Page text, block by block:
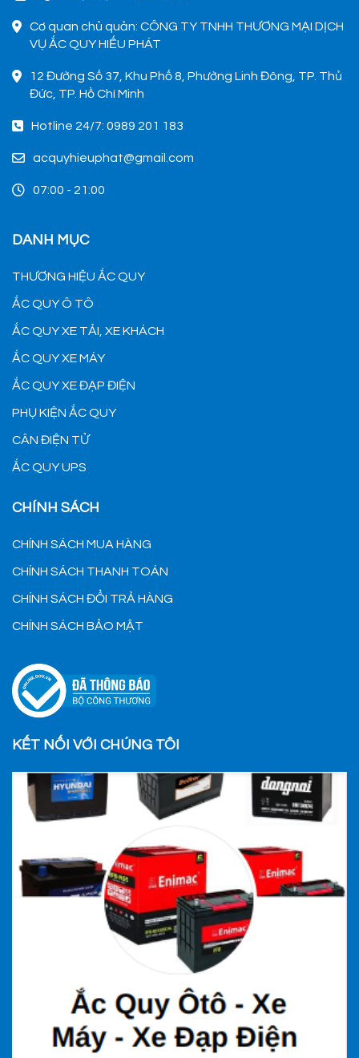
Cơ quan chủ quản: CÔNG TY TNHH THƯƠNG MẠI DỊCH
VỤ ẮC QUY HIẾU PHÁT
12 Đường Số 37, Khu Phố 8, Phường Linh Đông, TP. Thủ
Đức, TP. Hồ Chí Minh
Hotline 24/7: 0989 201 183
acquyhieuphat@gmail.com
07:00 - 21:00
DANH MỤC
THƯƠNG HIỆU ẮC QUY
ẮC QUY Ô TÔ
ẮC QUY XE TẢI, XE KHÁCH
ẮC QUY XE MÁY
ẮC QUY XE ĐẠP ĐIỆN
PHỤ KIỆN ẮC QUY
CÂN ĐIỆN TỬ
ẮC QUY UPS
CHÍNH SÁCH
CHÍNH SÁCH MUA HÀNG
CHÍNH SÁCH THANH TOÁN
CHÍNH SÁCH ĐỔI TRẢ HÀNG
CHÍNH SÁCH BẢO MẬT
KẾT NỐI VỚI CHÚNG TÔI